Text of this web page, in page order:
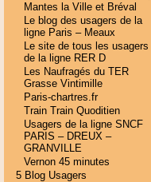
Mantes la Ville et Bréval
Le blog des usagers de la
ligne Paris – Meaux
Le site de tous les usagers
de la ligne RER D
Les Naufragés du TER
Grasse Vintimille
Paris-chartres.fr
Train Train Quoditien
Usagers de la ligne SNCF
PARIS – DREUX –
GRANVILLE
Vernon 45 minutes
5 Blog Usagers